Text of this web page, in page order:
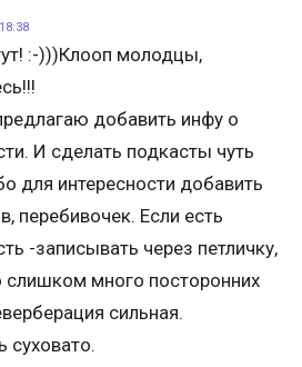
:-)))Клооп молодцы,
добавить инфу о
И сделать подкасты чуть
для интересности добавить
перебивочек. Если есть
-записывать через петличку,
слишком много посторонних
сильная.
суховато.